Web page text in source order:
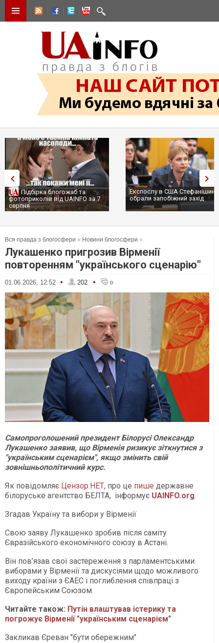
Підбірка блогожаб та
фотоприколів від UAINFO за 7
серпня
Експослу в США
обрали запобіжний захід
Вся правда з блогосфери » Новини блогосфери »
Лукашенко пригрозив Вірменії
повторенням "українського сценарію"
01.06.2026, 12:52 • 202 • 0
Самопроголошений президент Білорусі Олександр
Лукашенко заявив, що Вірменія ризикує зіткнутися з
"українським сценарієм", якщо змінить свій
зовнішньополітичний курс.
Як повідомляє Цензор.НЕТ, про це пише державне
білоруське агентство БЕЛТА, інформує UAINFO.org.
Згадав Україну та вибори у Вірменії
Свою заяву Лукашенко зробив після саміту
Євразійського економічного союзу в Астані.
Він пов’язав свої застереження з парламентськими
виборами у Вірменії та дискусіями щодо можливого
виходу країни з ЄАЕС і поглиблення співпраці з
Європейським Союзом.
Читайте також: Путін влаштував істерику та
погрожує Вірменії "українським сценарієм"
Закликав Єреван "бути обережним"